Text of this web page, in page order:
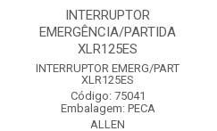
INTERRUPTOR
EMERGÊNCIA/PARTIDA
XLR125ES
INTERRUPTOR EMERG/PART
XLR125ES
Código: 75041
Embalagem: PECA
ALLEN